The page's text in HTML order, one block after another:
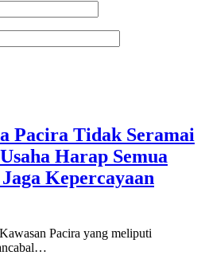
Pacira Tidak Seramai
Harap Semua
Kepercayaan
Pacira yang meliputi